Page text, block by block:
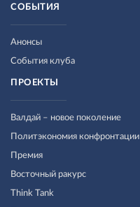
СОБЫТИЯ
Анонсы
События клуба
ПРОЕКТЫ
Валдай – новое поколение
Политэкономия конфронтации
Премия
Восточный ракурс
Think Tank